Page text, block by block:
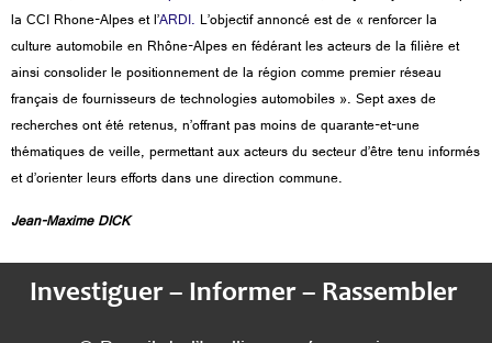
la CCI Rhone-Alpes et l’ARDI. L’objectif annoncé est de « renforcer la
culture automobile en Rhône-Alpes en fédérant les acteurs de la filière et
ainsi consolider le positionnement de la région comme premier réseau
français de fournisseurs de technologies automobiles ». Sept axes de
recherches ont été retenus, n’offrant pas moins de quarante-et-une
thématiques de veille, permettant aux acteurs du secteur d’être tenu informés
et d’orienter leurs efforts dans une direction commune.
Jean-Maxime DICK
Investiguer – Informer – Rassembler